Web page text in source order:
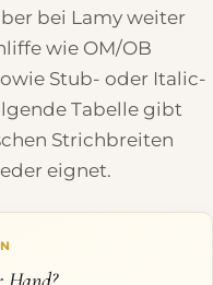
bei Lamy weiter
wie OM/OB
Stub- oder Italic-
Tabelle gibt
Strichbreiten
eignet.